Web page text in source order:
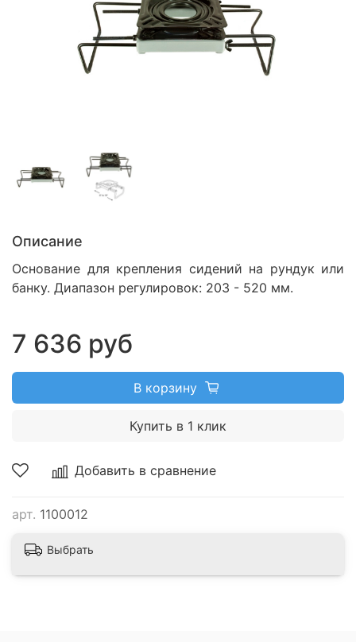
Добавить в сравнение
арт. 1100012
Описание
Основание для крепления сидений на рундук или
банку. Диапазон регулировок: 203 - 520 мм.
7 636 руб
В корзину
Купить в 1 клик
Выбрать